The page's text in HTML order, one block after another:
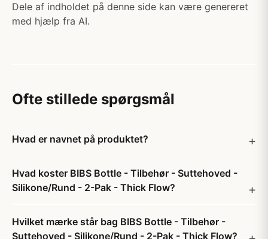
Dele af indholdet på denne side kan være genereret
med hjælp fra AI.
Ofte stillede spørgsmål
Hvad er navnet på produktet?
Hvad koster BIBS Bottle - Tilbehør - Suttehoved -
Silikone/Rund - 2-Pak - Thick Flow?
Hvilket mærke står bag BIBS Bottle - Tilbehør -
Suttehoved - Silikone/Rund - 2-Pak - Thick Flow?